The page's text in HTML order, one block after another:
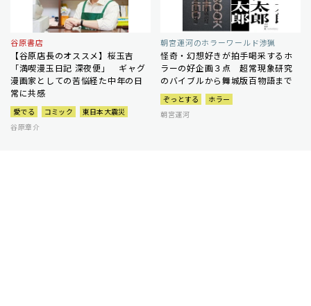
谷原書店
【谷原店長のオススメ】桜玉吉
「満喫漫玉日記 深夜便」 ギャグ
漫画家としての苦悩経た中年の日
常に共感
愛でる コミック
東日本大震災
谷原章介
朝宮運河のホラーワールド渉猟
怪奇・幻想好きが拍手喝采するホ
ラーの好企画３点 超常現象研究
のバイブルから舞城版百物語まで
ぞっとする
ホラー
朝宮運河